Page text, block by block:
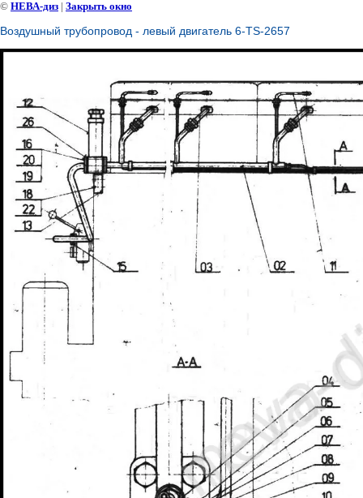
© НЕВА-диз | Закрыть окно
Воздушный трубопровод - левый двигатель 6-TS-2657